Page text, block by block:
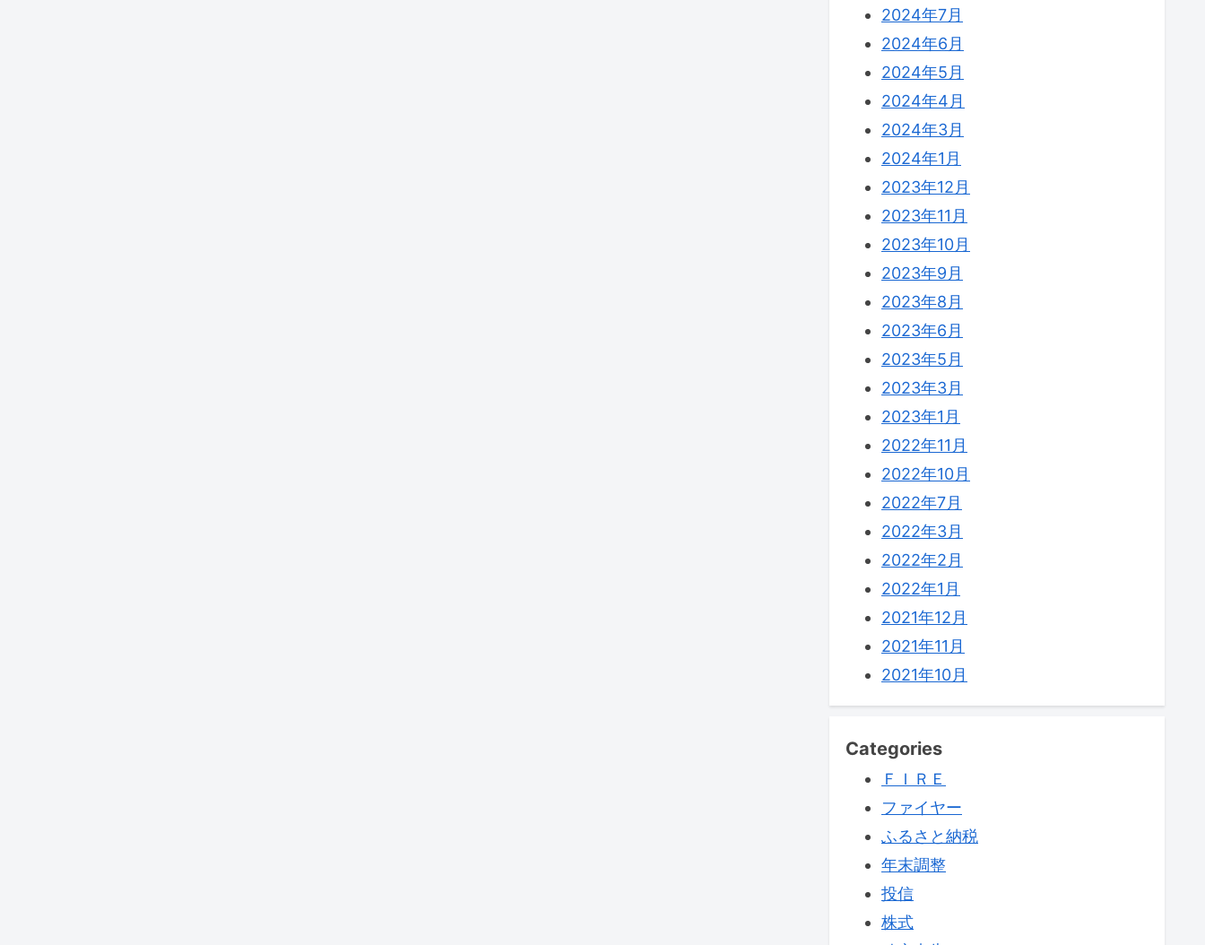
2024年7月
2024年6月
2024年5月
2024年4月
2024年3月
2024年1月
2023年12月
2023年11月
2023年10月
2023年9月
2023年8月
2023年6月
2023年5月
2023年3月
2023年1月
2022年11月
2022年10月
2022年7月
2022年3月
2022年2月
2022年1月
2021年12月
2021年11月
2021年10月
Categories
ＦＩＲＥ
ファイヤー
ふるさと納税
年末調整
投信
株式